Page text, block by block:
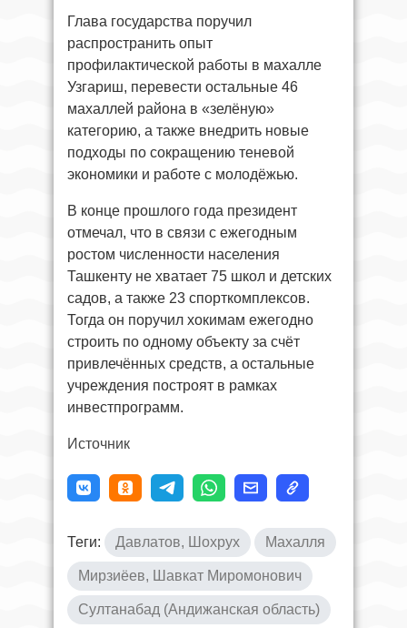
Глава государства поручил
распространить опыт
профилактической работы в махалле
Узгариш, перевести остальные 46
махаллей района в «зелёную»
категорию, а также внедрить новые
подходы по сокращению теневой
экономики и работе с молодёжью.
В конце прошлого года президент
отмечал, что в связи с ежегодным
ростом численности населения
Ташкенту не хватает 75 школ и детских
садов, а также 23 спорткомплексов.
Тогда он поручил хокимам ежегодно
строить по одному объекту за счёт
привлечённых средств, а остальные
учреждения построят в рамках
инвестпрограмм.
Источник
Теги: Давлатов, Шохрух Махалля
Мирзиёев, Шавкат Миромонович
Султанабад (Андижанская область)